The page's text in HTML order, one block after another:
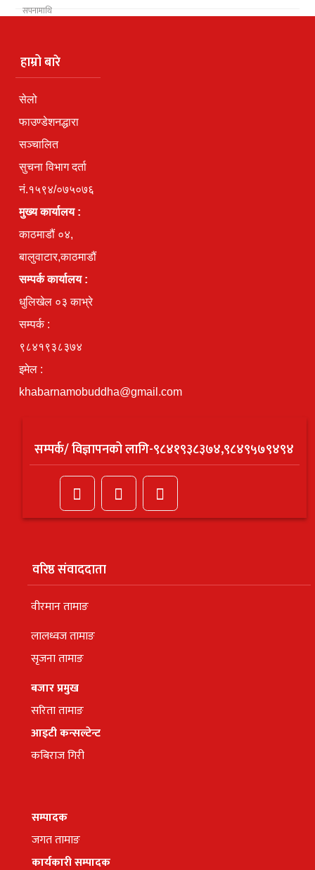
हाम्रो बारे
सेलो
फाउण्डेशनद्धारा
सञ्चालित
सुचना विभाग दर्ता
नं.१५९४/०७५०७६
मुख्य कार्यालय :
काठमाडौं ०४,
बालुवाटार,काठमाडौं
सम्पर्क कार्यालय :
धुलिखेल ०३ काभ्रे
सम्पर्क :
९८४१९३८३७४
इमेल :
khabarnamobuddha@gmail.com
सम्पर्क/ विज्ञापनको लागि-९८४१९३८३७४,९८४९५७९४९४
वरिष्ठ संवाददाता
वीरमान तामाङ
लालध्वज तामाङ
सृजना तामाङ
बजार प्रमुख
सरिता तामाङ
आइटी कन्सल्टेन्ट
कबिराज गिरी
सम्पादक
जगत तामाङ
कार्यकारी सम्पादक